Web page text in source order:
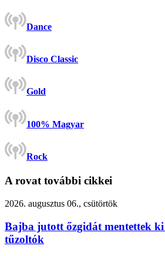
Dance
Disco Classic
Gold
100% Magyar
Rock
A rovat további cikkei
2026. augusztus 06., csütörtök
Bajba jutott őzgidát mentettek
tűzoltók